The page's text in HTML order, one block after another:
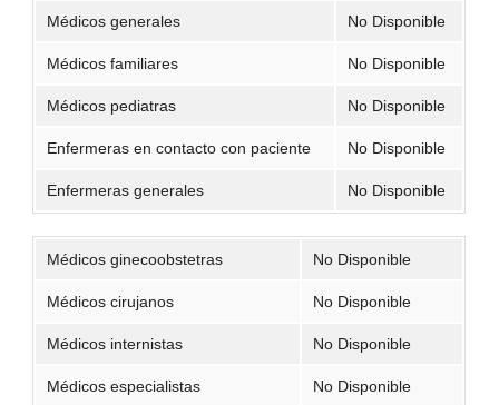
Médicos generales No Disponible
Médicos familiares No Disponible
Médicos pediatras No Disponible
Enfermeras en contacto con paciente No Disponible
Enfermeras generales No Disponible
Médicos ginecoobstetras No Disponible
Médicos cirujanos No Disponible
Médicos internistas No Disponible
Médicos especialistas No Disponible